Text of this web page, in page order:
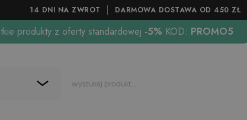
14 DNI NA ZWROT DARMOWA DOSTAWA OD 450 ZŁ
produkty z oferty standardowej -5% KOD: PROMO5